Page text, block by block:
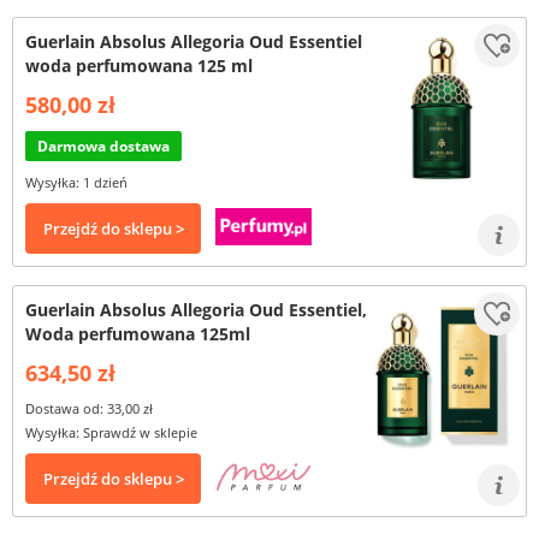
Guerlain Absolus Allegoria Oud Essentiel
woda perfumowana 125 ml
580,00 zł
Darmowa dostawa
Wysyłka: 1 dzień
Przejdź do sklepu >
Guerlain Absolus Allegoria Oud Essentiel,
Woda perfumowana 125ml
634,50 zł
Dostawa od: 33,00 zł
Wysyłka: Sprawdź w sklepie
Przejdź do sklepu >